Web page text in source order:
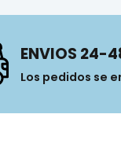
ENVIOS 24-
Los pedidos se